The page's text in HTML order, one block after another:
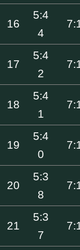
16
5:4
4
17
5:4
2
18
5:4
1
19
5:4
0
20
5:3
8
21
5:3
7